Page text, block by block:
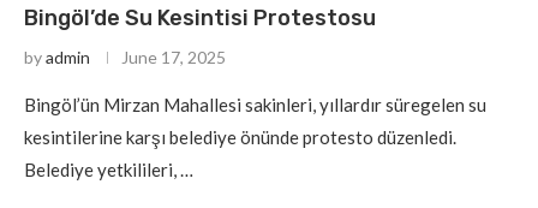
Bingöl’de Su Kesintisi Protestosu
byadmin June 17, 2025
Bingöl’ün Mirzan Mahallesi sakinleri, yıllardır süregelen su
kesintilerine karşı belediye önünde protesto düzenledi.
Belediye yetkilileri, …